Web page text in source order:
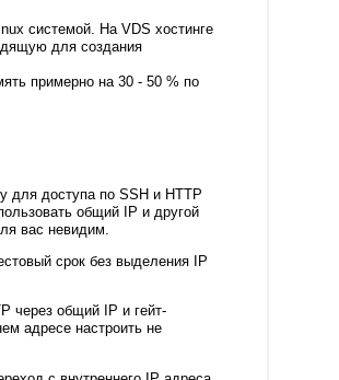
системой. На VDS хостинге
для создания
примерно на 30 - 50 % по
для доступа по SSH и HTTP
общий IP и другой
вас невидим.
срок без выделения IP
через общий IP и гейт-
адресе настроить не